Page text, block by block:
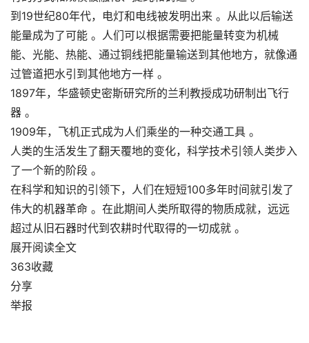
到19世纪80年代，电灯和电线被发明出来 。从此以后输送
能量成为了可能 。人们可以根据需要把能量转变为机械
能、光能、热能、通过铜线把能量输送到其他地方，就像通
过管道把水引到其他地方一样 。
1897年，华盛顿史密斯研究所的兰利教授成功研制出飞行
器 。
1909年，飞机正式成为人们乘坐的一种交通工具 。
人类的生活发生了翻天覆地的变化，科学技术引领人类步入
了一个新的阶段 。
在科学和知识的引领下，人们在短短100多年时间就引发了
伟大的机器革命 。在此期间人类所取得的物质成就，远远
超过从旧石器时代到农耕时代取得的一切成就 。
展开阅读全文
363收藏
分享
举报